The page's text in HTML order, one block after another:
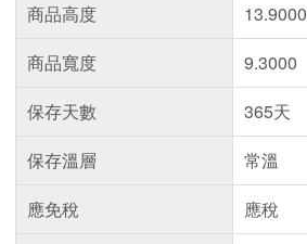
商品高度
13.9000
商品寬度
9.3000
保存天數
365天
保存溫層
常溫
應免稅
應稅